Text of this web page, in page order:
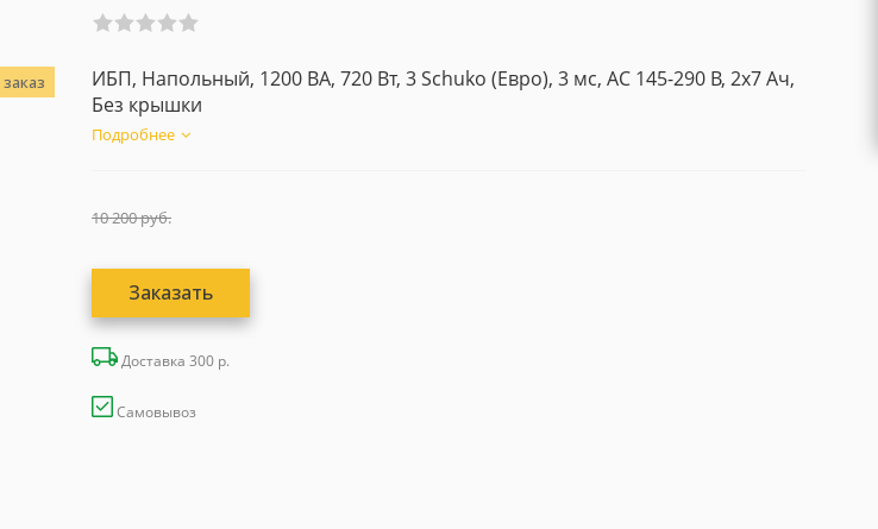
ИБП, Напольный, 1200 ВА, 720 Вт, 3 Schuko (Евро), 3 мс, AC 145-290 В, 2x7 Ач,
Без крышки
Подробнее
10 200руб.
Заказать
Доставка 300 р.
Самовывоз